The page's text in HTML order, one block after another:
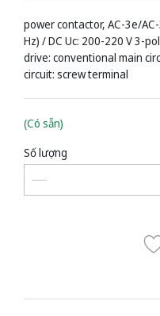
power contactor, AC-3e/
Hz) / DC Uc: 200-220 V 3-
drive: conventional main
circuit: screw terminal
(Có sẵn)
Số lượng